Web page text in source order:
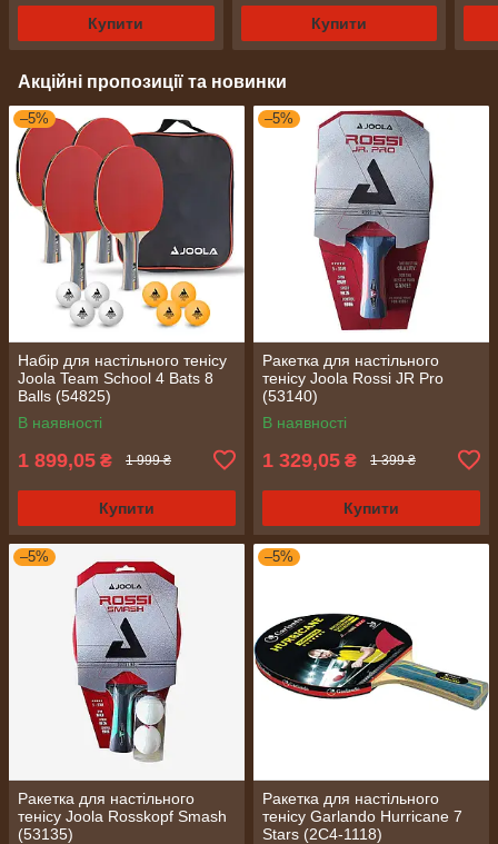
Купити Купити
Акційні пропозиції та новинки
–5%
Набір для настільного тенісу
Joola Team School 4 Bats 8
Balls (54825)
В наявності
1 899,05 ₴ 1 999 ₴
Купити
–5%
Ракетка для настільного
тенісу Joola Rossi JR Pro
(53140)
В наявності
1 329,05 ₴ 1 399 ₴
Купити
–5%
Ракетка для настільного
тенісу Joola Rosskopf Smash
(53135)
–5%
Ракетка для настільного
тенісу Garlando Hurricane 7
Stars (2C4-1118)